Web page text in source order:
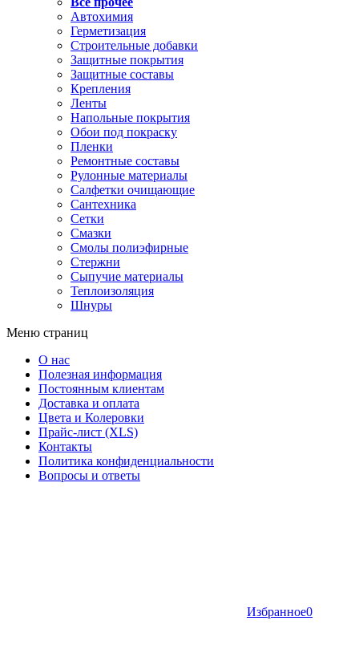
Автохимия
Герметизация
Строительные добавки
Защитные покрытия
Защитные составы
Крепления
Ленты
Напольные покрытия
Обои под покраску
Пленки
Ремонтные составы
Рулонные материалы
Салфетки очищающие
Сантехника
Сетки
Смазки
Смолы полиэфирные
Стержни
Сыпучие материалы
Теплоизоляция
Шнуры
Меню страниц
О нас
Полезная информация
Постоянным клиентам
Доставка и оплата
Цвета и Колеровки
Прайс-лист (XLS)
Контакты
Политика конфиденциальности
Вопросы и ответы
Избранное0